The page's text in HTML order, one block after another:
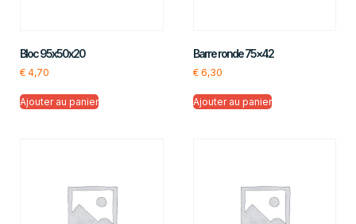
Bloc 95x50x20
€ 4,70
Ajouter au panier
Barre ronde 75×42
€6,30
Ajouter au panier